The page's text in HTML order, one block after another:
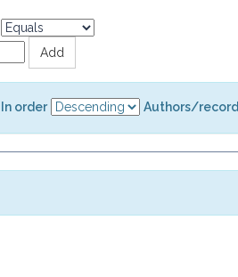
In order Authors/record